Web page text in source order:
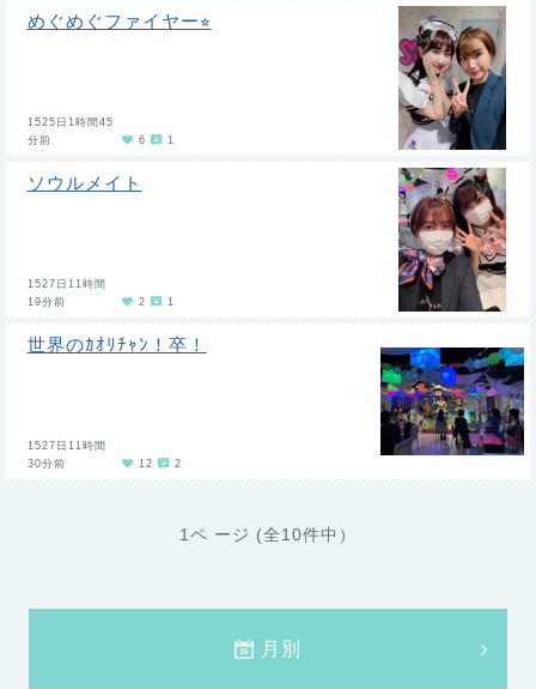
めぐめぐファイヤー⭐︎
1525日1時間45
分前
6 1
ソウルメイト
1527日11時間
19分前
2 1
世界のｶｵﾘﾁｬﾝ！卒！
1527日11時間
30分前
12 2
1ペ ージ (全10件中）
月別